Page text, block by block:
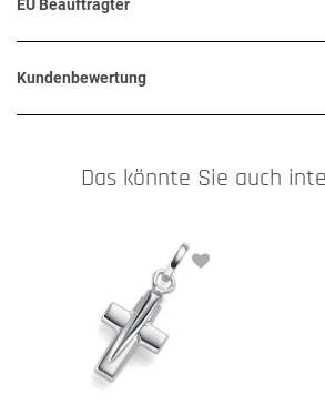
EU Beauftragter
Kundenbewertung
Das könnte Sie auch